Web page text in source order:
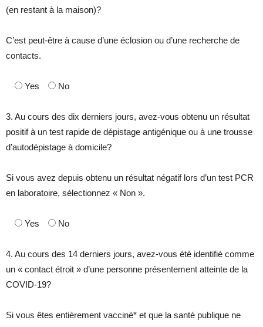
(en restant à la maison)?
C’est peut-être à cause d’une éclosion ou d’une recherche de
contacts.
Yes No
3. Au cours des dix derniers jours, avez-vous obtenu un résultat
positif à un test rapide de dépistage antigénique ou à une trousse
d’autodépistage à domicile?
Si vous avez depuis obtenu un résultat négatif lors d’un test PCR
en laboratoire, sélectionnez « Non ».
Yes No
4. Au cours des 14 derniers jours, avez-vous été identifié comme
un « contact étroit » d’une personne présentement atteinte de la
COVID-19?
Si vous êtes entièrement vacciné* et que la santé publique ne